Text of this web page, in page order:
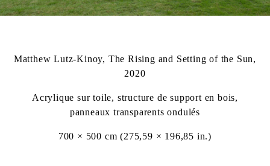
Matthew Lutz-Kinoy, The Rising and Setting of the Sun,
2020
Acrylique sur toile, structure de support en bois,
panneaux transparents ondulés
700 × 500 cm (275,59 × 196,85 in.)